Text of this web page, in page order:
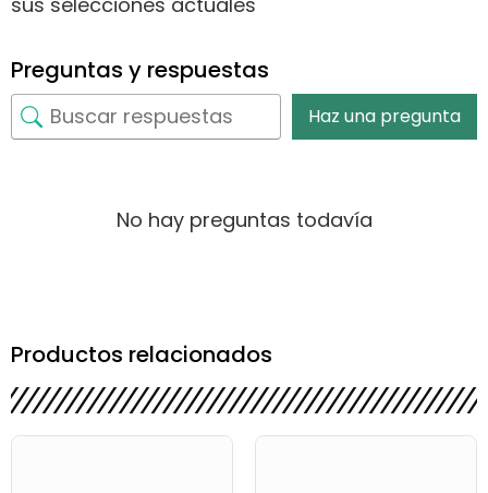
Preguntas y respuestas
Haz una pregunta
No hay preguntas todavía
Productos relacionados